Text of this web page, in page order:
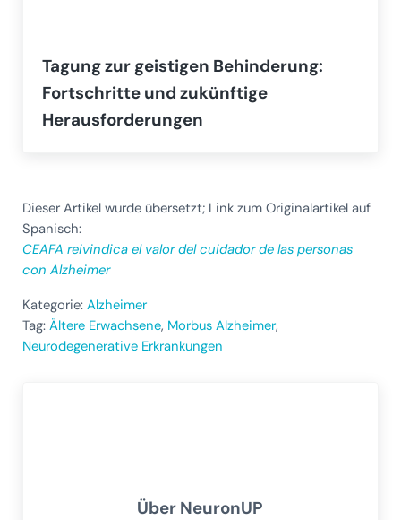
Tagung zur geistigen Behinderung:
Fortschritte und zukünftige
Herausforderungen
Dieser Artikel wurde übersetzt; Link zum Originalartikel auf
Spanisch:
CEAFA reivindica el valor del cuidador de las personas
con Alzheimer
Kategorie: Alzheimer
Tag: Ältere Erwachsene, Morbus Alzheimer,
Neurodegenerative Erkrankungen
Über NeuronUP